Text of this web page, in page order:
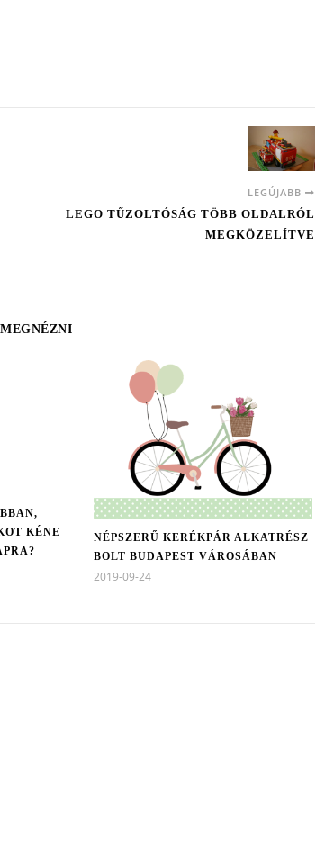
LEGÚJABB
LEGO TŰZOLTÓSÁG TÖBB OLDALRÓL
MEGKÖZELÍTVE
KÉNE
NÉPSZERŰ KERÉKPÁR ALKATRÉSZ
BOLT BUDAPEST VÁROSÁBAN
2019-09-24